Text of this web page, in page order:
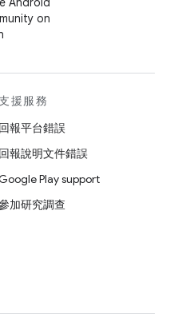
on
援服務
回報平台錯誤
回報說明文件錯誤
Play support
加研究調查